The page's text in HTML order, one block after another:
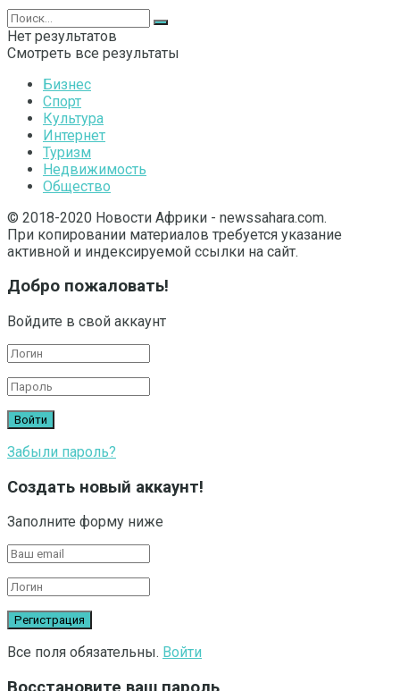
Нет результатов
Смотреть все результаты
Бизнес
Спорт
Культура
Интернет
Туризм
Недвижимость
Общество
© 2018-2020 Новости Африки - newssahara.com.
При копировании материалов требуется указание
активной и индексируемой ссылки на сайт.
Добро пожаловать!
Войдите в свой аккаунт
Забыли пароль?
Создать новый аккаунт!
Заполните форму ниже
Все поля обязательны. Войти